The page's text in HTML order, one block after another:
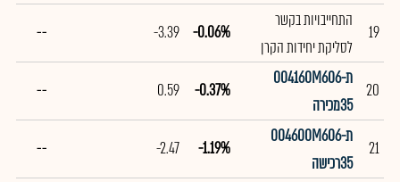
19
התחייבויות בקשר
לסליקת יחידות הקרן
-0.06%
-3.39
--
20
ת004160M606-
35מכירה
-0.37%
0.59
--
21
ת004600M606-
35רכישה
-1.19%
-2.47
--